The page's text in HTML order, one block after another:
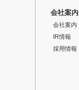
会社案内
会社案内
IR情報
採用情報